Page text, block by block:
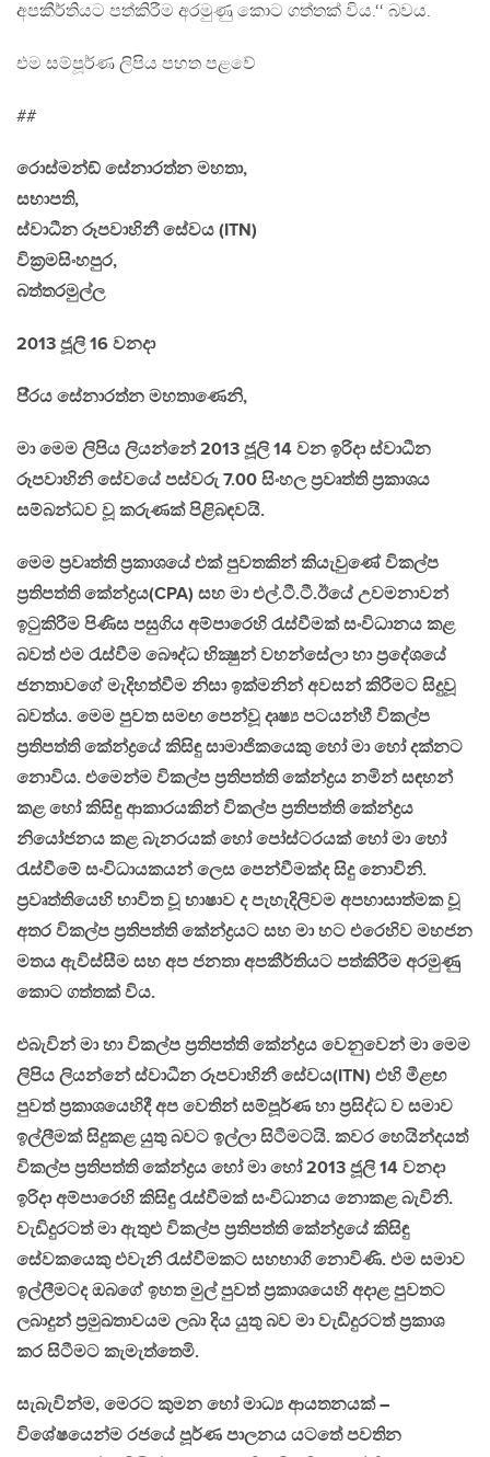
අපකීර්තියට පත්කිරීම අරමුණු කොට ගත්තක් විය.‘‘ බවය.
එම සම්පූර්ණ ලිපිය පහත පළවේ
##
රොස්මන්ඞ් සේනාරත්න මහතා,
සභාපති,
ස්වාධීන රූපවාහිනී සේවය (ITN)
වික‍්‍රමසිංහපුර,
බත්තරමුල්ල
2013 ජූලි 16 වනදා
පි‍්‍රය සේනාරත්න මහතාණෙනි,
මා මෙම ලිපිය ලියන්නේ 2013 ජූලි 14 වන ඉරිදා ස්වාධීන
රූපවාහිනි සේවයේ පස්වරු 7.00 සිංහල ප‍්‍රවෘත්ති ප‍්‍රකාශය
සම්බන්ධව වූ කරුණක් පිළිබඳවයි.
මෙම ප‍්‍රවෘත්ති ප‍්‍රකාශයේ එක් පුවතකින් කියැවුණේ විකල්ප
ප‍්‍රතිපත්ති කේන්ද්‍රය(CPA) සහ මා එල්.ටී.ටී.ඊයේ උවමනාවන්
ඉටුකිරීම පිණිස පසුගිය අම්පාරෙහි රැස්වීමක් සංවිධානය කළ
බවත් එම රැස්වීම බෞද්ධ භික්‍ෂුන් වහන්සේලා හා ප‍්‍රදේශයේ
ජනතාවගේ මැදිහත්වීම නිසා ඉක්මනින් අවසන් කිරීමට සිදුවූ
බවත්ය. මෙම පුවත සමඟ පෙන්වූ දෘෂ්‍ය පටයන්හී විකල්ප
ප‍්‍රතිපත්ති කේන්ද්‍රයේ කිසිඳු සාමාජිකයෙකු හෝ මා හෝ දක්නට
නොවිය. එමෙන්ම විකල්ප ප‍්‍රතිපත්ති කේන්ද්‍රය නමින් සඳහන්
කළ හෝ කිසිඳු ආකාරයකින් විකල්ප ප‍්‍රතිපත්ති කේන්ද්‍රය
නියෝජනය කළ බැනරයක් හෝ පෝස්ටරයක් හෝ මා හෝ
රැස්වීමේ සංවිධායකයන් ලෙස පෙන්වීමක්ද සිදු නොවිනි.
ප‍්‍රවෘත්තියෙහි භාවිත වූ භාෂාව ද පැහැදිලිවම අපහාසාත්මක වූ
අතර විකල්ප ප‍්‍රතිපත්ති කේන්ද්‍රයට සහ මා හට එරෙහිව මහජන
මතය ඇවිස්සීම සහ අප ජනතා අපකීර්තියට පත්කිරීම අරමුණු
කොට ගත්තක් විය.
එබැවින් මා හා විකල්ප ප‍්‍රතිපත්ති කේන්ද්‍රය වෙනුවෙන් මා මෙම
ලිපිය ලියන්නේ ස්වාධීන රූපවාහිනී සේවය(ITN) එහි මීළඟ
පුවත් ප‍්‍රකාශයෙහිදී අප වෙතින් සම්පූර්ණ හා ප‍්‍රසිද්ධ ව සමාව
ඉල්ලීමක් සිදුකළ යුතු බවට ඉල්ලා සිටීමටයි. කවර හෙයින්දයත්
විකල්ප ප‍්‍රතිපත්ති කේන්ද්‍රය හෝ මා හෝ 2013 ජූලි 14 වනදා
ඉරිදා අම්පාරෙහි කිසිඳු රැස්වීමක් සංවිධානය නොකළ බැවිනි.
වැඩිදුරටත් මා ඇතුළු විකල්ප ප‍්‍රතිපත්ති කේන්ද්‍රයේ කිසිඳු
සේවකයෙකු එවැනි රැස්වීමකට සහභාගි නොවිණි. එම සමාව
ඉල්ලීමටද ඔබගේ ඉහත මුල් පුවත් ප‍්‍රකාශයෙහි අදාළ පුවතට
ලබාදුන් ප‍්‍රමුඛතාවයම ලබා දිය යුතු බව මා වැඩිදුරටත් ප‍්‍රකාශ
කර සිටීමට කැමැත්තෙමි.
සැබැවින්ම, මෙරට කුමන හෝ මාධ්‍ය ආයතනයක් –
විශේෂයෙන්ම රජයේ පූර්ණ පාලනය යටතේ පවතින